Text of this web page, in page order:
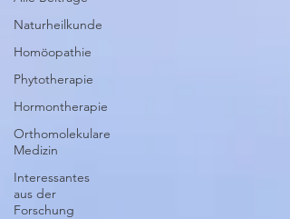
Naturheilkunde
Homöopathie
Phytotherapie
Hormontherapie
Orthomolekulare
Medizin
Interessantes
aus der
Forschung